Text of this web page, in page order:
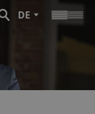
DE